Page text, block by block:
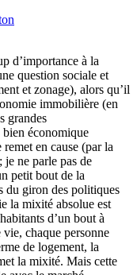
d’importance à la
question sociale et
et zonage), alors qu’il
immobilière (en
grandes
économique
en cause (par la
ne parle pas de
petit bout de la
du giron des politiques
la mixité absolue est
d’un bout à
chaque personne
de logement, la
la mixité. Mais cette